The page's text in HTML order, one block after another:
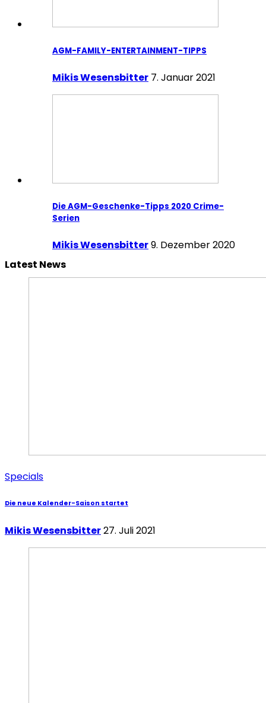
AGM-FAMILY-ENTERTAINMENT-TIPPS
Mikis Wesensbitter 7. Januar 2021
Die AGM-Geschenke-Tipps 2020 Crime-
Serien
Mikis Wesensbitter9. Dezember 2020
Latest News
Specials
Die neue Kalender-Saison startet
Mikis Wesensbitter27. Juli 2021